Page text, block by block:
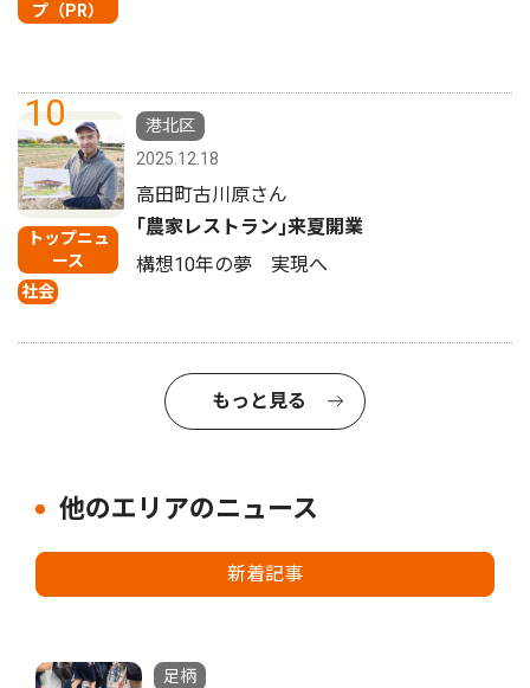
プ（PR）
10
トップニュ
ース
社会
港北区
2025.12.18
高田町古川原さん
｢農家レストラン｣来夏開業
構想10年の夢 実現へ
もっと見る
他のエリアのニュース
新着記事
足柄